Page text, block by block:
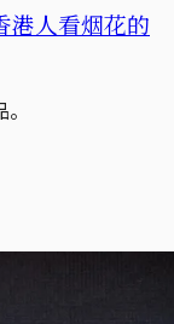
港人看烟花的